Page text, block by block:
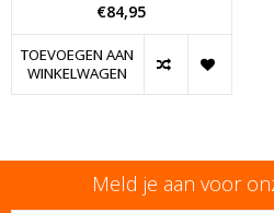
€84,95
TOEVOEGEN AAN
WINKELWAGEN
Meld je aan voor